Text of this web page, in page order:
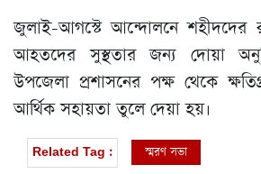
জুলাই-আগস্টে আন্দোলনে শহীদদের
আহতদের সুস্থতার জন্য দোয়া
উপজেলা প্রশাসনের পক্ষ থেকে
আর্থিক সহায়তা তু‌লে দেয়া হয়।
Related Tag : স্মরণ সভা